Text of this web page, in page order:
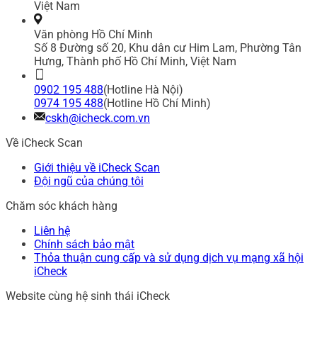
Việt Nam
Văn phòng Hồ Chí Minh
Số 8 Đường số 20, Khu dân cư Him Lam, Phường Tân
Hưng, Thành phố Hồ Chí Minh, Việt Nam
0902 195 488(Hotline Hà Nội)
0974 195 488(Hotline Hồ Chí Minh)
cskh@icheck.com.vn
Về iCheck Scan
Giới thiệu về iCheck Scan
Đội ngũ của chúng tôi
Chăm sóc khách hàng
Liên hệ
Chính sách bảo mật
Thỏa thuận cung cấp và sử dụng dịch vụ mạng xã hội
iCheck
Website cùng hệ sinh thái iCheck